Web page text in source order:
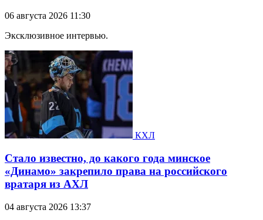
06 августа 2026 11:30
Эксклюзивное интервью.
КХЛ
Стало известно, до какого года минское
«Динамо» закрепило права на российского
вратаря из АХЛ
04 августа 2026 13:37